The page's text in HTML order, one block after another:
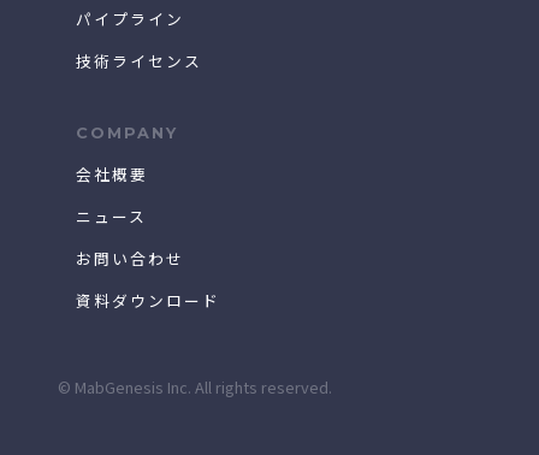
パイプライン
技術ライセンス
COMPANY
会社概要
ニュース
お問い合わせ
資料ダウンロード
© MabGenesis Inc. All rights reserved.